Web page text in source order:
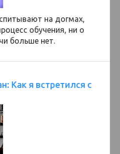
на догмах,
обучения, ни о
больше нет.
Как я встретился с